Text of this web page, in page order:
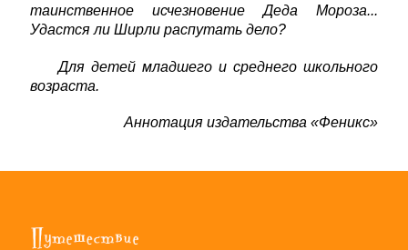
таинственное исчезновение Деда Мороза...
Удастся ли Ширли распутать дело?
Для детей младшего и среднего школьного
возраста.
Аннотация издательства «Феникс»